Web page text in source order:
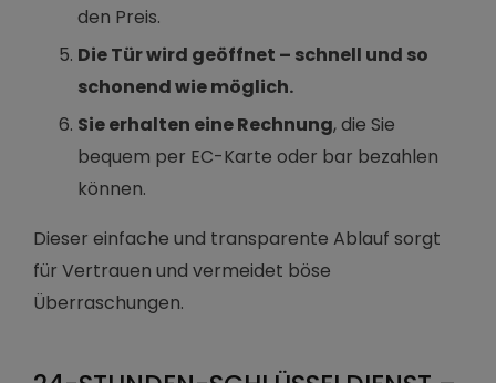
den Preis.
Die Tür wird geöffnet – schnell und so
schonend wie möglich.
Sie erhalten eine Rechnung, die Sie
bequem per EC-Karte oder bar bezahlen
können.
Dieser einfache und transparente Ablauf sorgt
für Vertrauen und vermeidet böse
Überraschungen.